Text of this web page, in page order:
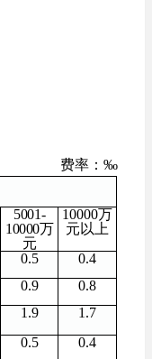
费率：‰
5001-
10000万
元
10000万
元以上
0.5
0.4
0.9
0.8
1.9
1.7
0.5
0.4